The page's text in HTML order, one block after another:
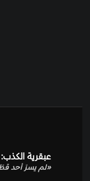
عبقرية
«لم يسرّ أحد قطّ